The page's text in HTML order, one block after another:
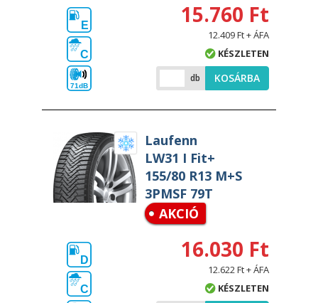
E
C
71dB
15.760 Ft
12.409 Ft + ÁFA
KÉSZLETEN
db KOSÁRBA
Laufenn
LW31 I Fit+
155/80 R13 M+S
3PMSF 79T
AKCIÓ
D
C
16.030 Ft
12.622 Ft + ÁFA
KÉSZLETEN